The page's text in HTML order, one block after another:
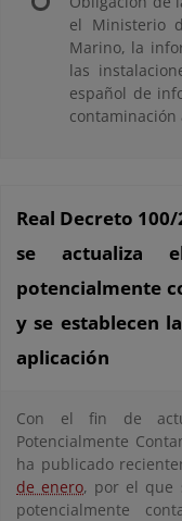
el Ministerio
Marino, la
las
español de
contaminación
Real Decreto
se actualiza
potencialmente
y se establecen
aplicación
Con el fin de
Potencialmente
ha publicado
de enero, por el que
potencialmente